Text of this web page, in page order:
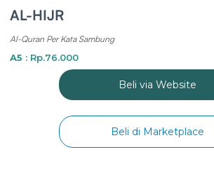
AL-HIJR
Al-Quran Per Kata Sambung
A5 : Rp.76.000
Beli via Website
Beli di Marketplace